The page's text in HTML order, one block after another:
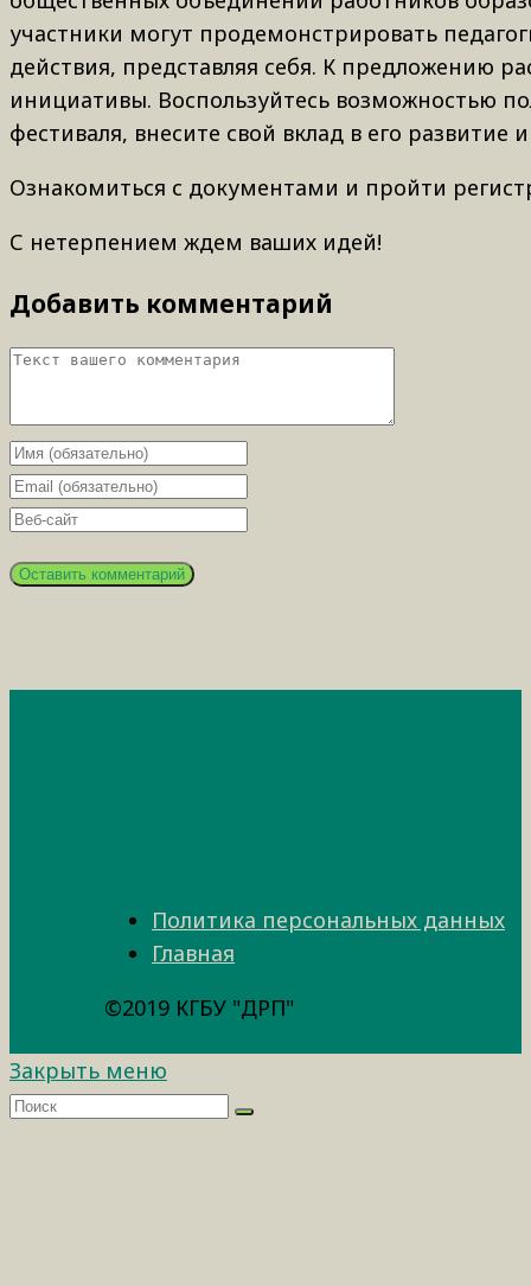
участники могут продемонстрировать
действия, представляя себя. К предложению
инициативы. Воспользуйтесь возможностью
фестиваля, внесите свой вклад в его развитие
Ознакомиться с документами и пройти
С нетерпением ждем ваших идей!
Добавить комментарий
Политика персональных данных
Главная
©2019 КГБУ "ДРП"
Закрыть меню